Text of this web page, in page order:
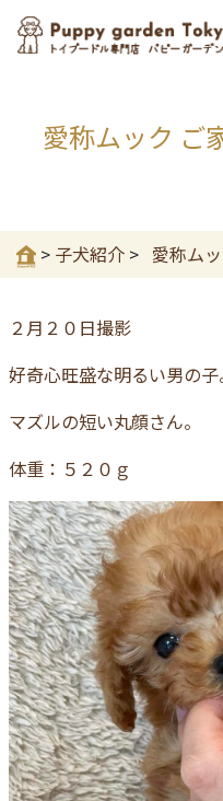
愛称ムック ご
> 子犬紹介 > 愛称ム
２月２０日撮影
好奇心旺盛な明るい男の子
マズルの短い丸顔さん。
体重：５２０ｇ